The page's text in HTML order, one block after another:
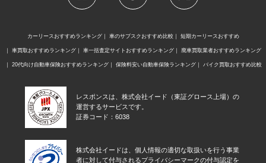
カーリースおすすめランキング 車のサブスクおすすめ比較 短期カーリースおすすめ
車買取おすすめランキング 車一括査定サイトおすすめランキング 廃車買取業者おすすめランキング
20代向け自動車保険おすすめランキング 保険料安い自動車保険ランキング バイク買取おすすめ比較
レスポンスは、株式会社イード（東証グロース上場）の
運営するサービスです。
証券コード：6038
株式会社イードは、個人情報の適切な取扱いを行う事業
者に対して付与されるプライバシーマークの付与認定を